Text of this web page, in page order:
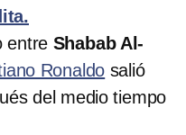
entre Shabab Al-
Ronaldo salió
del medio tiempo